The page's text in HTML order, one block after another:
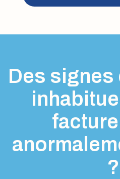
Des signes
facture
?